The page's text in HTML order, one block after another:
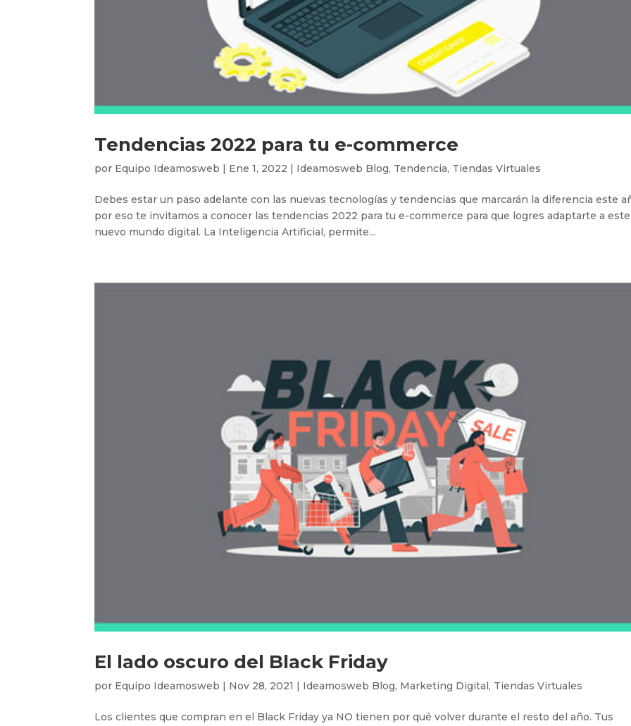
Tendencias 2022 para tu e-commerce
por Equipo Ideamosweb | Ene 1, 2022 | Ideamosweb Blog, Tendencia, Tiendas Virtuales
Debes estar un paso adelante con las nuevas tecnologías y tendencias que marcarán la diferencia este
por eso te invitamos a conocer las tendencias 2022 para tu e-commerce para que logres adaptarte a este
nuevo mundo digital. La Inteligencia Artificial, permite...
El lado oscuro del Black Friday
por Equipo Ideamosweb | Nov 28, 2021 | Ideamosweb Blog, Marketing Digital, Tiendas Virtuales
Los clientes que compran en el Black Friday ya NO tienen por qué volver durante el resto del año. Tus